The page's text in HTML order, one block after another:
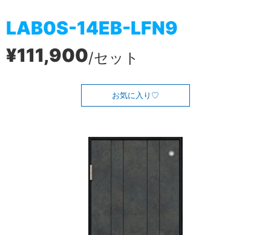
LAB0S-14EB-LFN9
¥111,900/セット
お気に入り